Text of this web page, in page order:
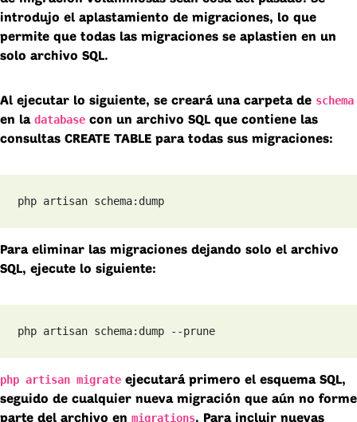
introdujo el aplastamiento de migraciones, lo que
permite que todas las migraciones se aplastien en un
solo archivo SQL.
Al ejecutar lo siguiente, se creará una carpeta de schema
en la database con un archivo SQL que contiene las
consultas CREATE TABLE para todas sus migraciones:
php artisan schema:dump
Para eliminar las migraciones dejando solo el archivo
SQL, ejecute lo siguiente:
php artisan schema:dump --prune
php artisan migrate ejecutará primero el esquema SQL,
seguido de cualquier nueva migración que aún no forme
parte del archivo en migrations. Para incluir nuevas